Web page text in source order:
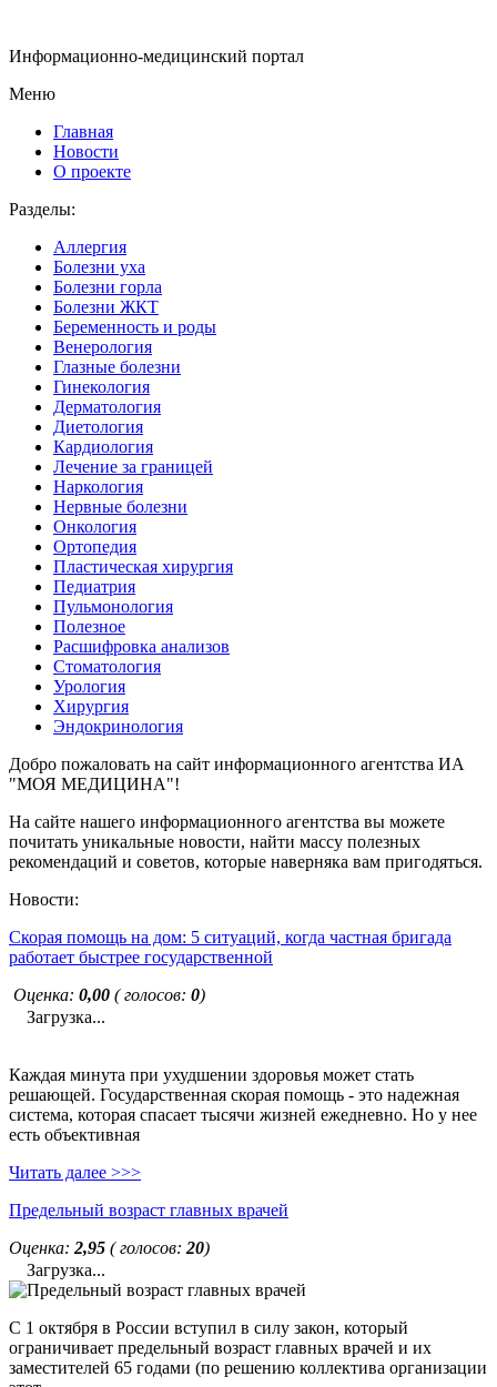
Информационно-медицинский портал
Меню
Главная
Новости
О проекте
Разделы:
Аллергия
Болезни уха
Болезни горла
Болезни ЖКТ
Беременность и роды
Венерология
Глазные болезни
Гинекология
Дерматология
Диетология
Кардиология
Лечение за границей
Наркология
Нервные болезни
Онкология
Ортопедия
Пластическая хирургия
Педиатрия
Пульмонология
Полезное
Расшифровка анализов
Стоматология
Урология
Хирургия
Эндокринология
Добро пожаловать на сайт информационного агентства ИА
"МОЯ МЕДИЦИНА"!
На сайте нашего информационного агентства вы можете
почитать уникальные новости, найти массу полезных
рекомендаций и советов, которые наверняка вам пригодяться.
Новости:
Скорая помощь на дом: 5 ситуаций, когда частная бригада
работает быстрее государственной
Оценка: 0,00 ( голосов: 0)
Загрузка...
Каждая минута при ухудшении здоровья может стать
решающей. Государственная скорая помощь - это надежная
система, которая спасает тысячи жизней ежедневно. Но у нее
есть объективная
Читать далее >>>
Предельный возраст главных врачей
Оценка: 2,95 ( голосов: 20)
Загрузка...
С 1 октября в России вступил в силу закон, который
ограничивает предельный возраст главных врачей и их
заместителей 65 годами (по решению коллектива организации